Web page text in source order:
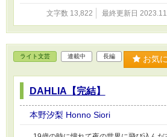
かしたくないけど、抽選結婚の対象になる
てしまう。 しかもそのお相手は、元トッ
ク男性だった…
文字数 13,822 最終更新日
ライト文芸 連載中 長編 お気
DAHLIA【完結】
本野汐梨 Honno Siori